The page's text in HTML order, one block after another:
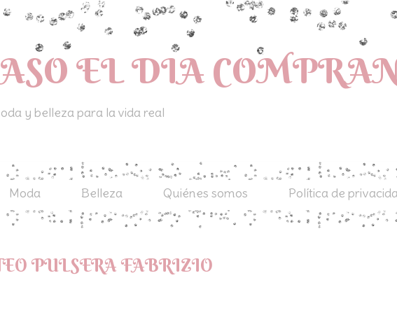
EL DIA
y belleza para la vida real
Moda Belleza Quiénes somos Política de
PULSERA FABRIZIO